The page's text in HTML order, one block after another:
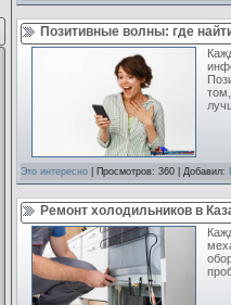
Позитивные волны: где
Это интересно | Просмотров: 360 | Добавил:
Ремонт холодильников в